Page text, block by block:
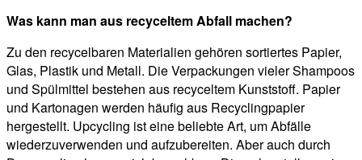
Was kann man aus recyceltem Abfall machen?
Zu den recycelbaren Materialien gehören sortiertes Papier,
Glas, Plastik und Metall. Die Verpackungen vieler Shampoos
und Spülmittel bestehen aus recyceltem Kunststoff. Papier
und Kartonagen werden häufig aus Recyclingpapier
hergestellt. Upcycling ist eine beliebte Art, um Abfälle
wiederzuverwenden und aufzubereiten. Aber auch durch